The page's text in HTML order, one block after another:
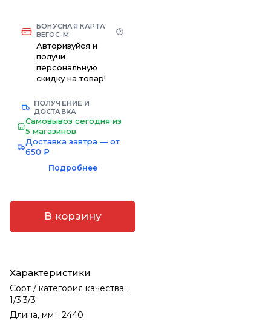
БОНУСНАЯ КАРТА
ВЕГОС-М
Авторизуйся и
получи
персональную
скидку на товар!
ПОЛУЧЕНИЕ И
ДОСТАВКА
Самовывоз сегодня из
5 магазинов
Доставка завтра — от
650 ₽
Подробнее
В корзину
Характеристики
Сорт / категория качества :
1/3:3/3
Длина, мм : 2440